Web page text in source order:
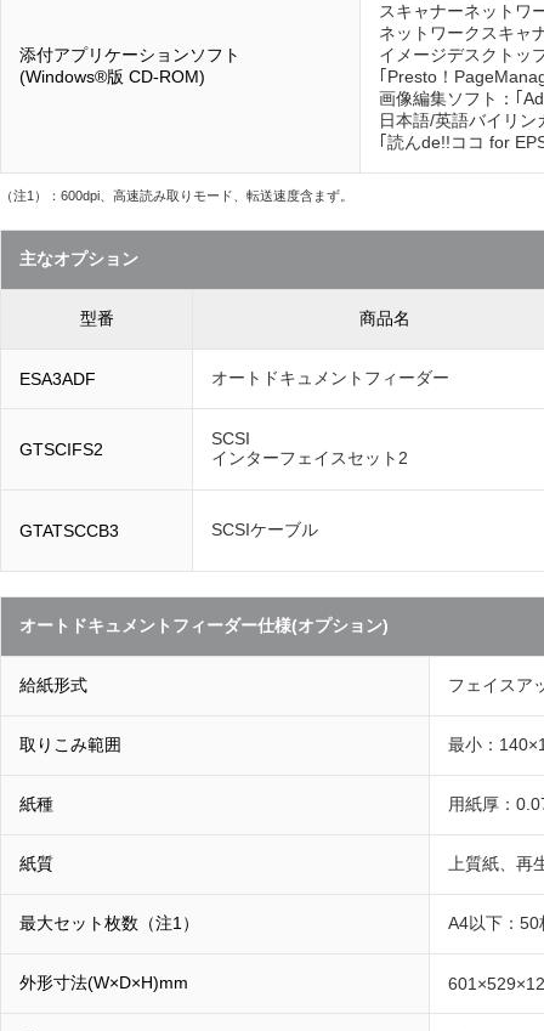
添付アプリケーションソフト
(Windows®版 CD-ROM)
スキャナーネットワ
ネットワークスキャ
イメージデスクトッ
｢Presto！
画像編集ソフト：｢
日本語/英語バイリン
｢読んde!!ココ for
（注1）：600dpi、高速読み取りモード、転送速度含まず。
主なオプション
型番 商品名
ESA3ADF オートドキュメントフィーダー
GTSCIFS2
SCSI
インターフェイスセット2
GTATSCCB3 SCSIケーブル
オートドキュメントフィーダー仕様(オプション)
給紙形式 フェイスア
取りこみ範囲 最小：
紙種 用紙厚：
紙質 上質紙、再
最大セット枚数（注1） A4以下：
外形寸法(W×D×H)mm